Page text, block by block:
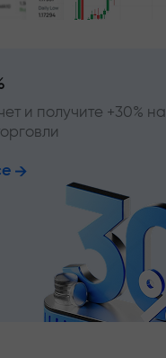
и получите +30% на